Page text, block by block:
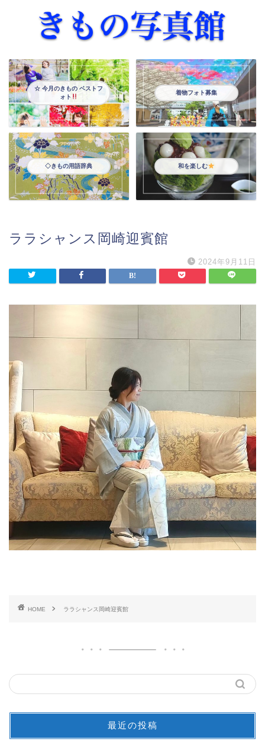
☆ 今月のきもの ベストフ
ォト
着物フォト募集
◇きもの用語辞典 和を楽しむ
ララシャンス岡崎迎賓館
2024年9月11日
HOME ララシャンス岡崎迎賓館
最近の投稿